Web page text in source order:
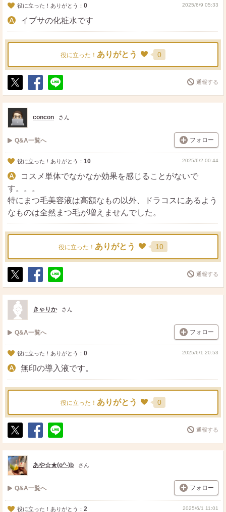
役に立った！ありがとう： 0 2025/6/9 05:33
イプサの化粧水です
役に立った！ ありがとう 0
ポ
ス
ト
シ
ェ
送
る
通報する
concon さん
Q&A一覧へ フォロー
役に立った！ありがとう： 10 2025/6/2 00:44
コスメ単体でなかなか効果を感じることがないで
す。。。
特にまつ毛美容液は高額なもの以外、ドラコスにあるよう
なものは全然まつ毛が増えませんでした。
役に立った！ ありがとう 10
ポ
ス
ト
シ
ェ
送
る
通報する
きゃりか さん
Q&A一覧へ フォロー
役に立った！ありがとう： 0 2025/6/1 20:53
無印の導入液です。
役に立った！ ありがとう 0
ポ
ス
ト
シ
ェ
送
る
通報する
あや☆★(o^-)b さん
Q&A一覧へ フォロー
役に立った！ありがとう： 2 2025/6/1 11:01